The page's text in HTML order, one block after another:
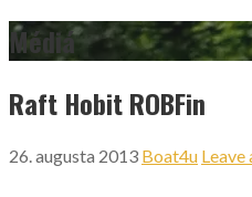
Médiá
Raft Hobit ROBFin
26. augusta 2013 Boat4u Leave